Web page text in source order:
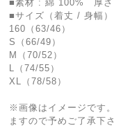
■素材 : 綿 100% 厚さ
■サイズ（着丈 / 身幅）
160（63/46）
S（66/49）
M（70/52）
L（74/55）
XL（78/58）
※画像はイメージです
ますので予めご了承下さ